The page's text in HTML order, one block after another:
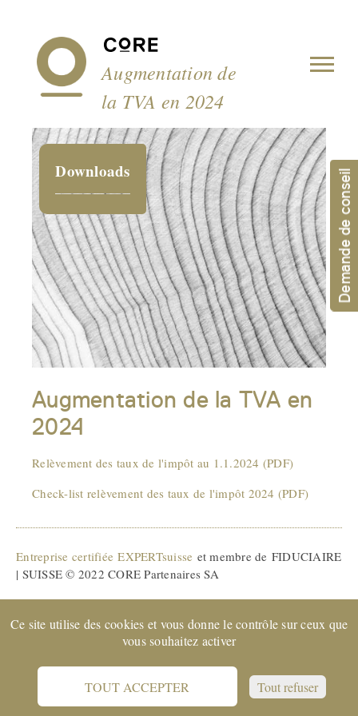
Augmentation de
la TVA en 2024
Downloads
Augmentation de la TVA en
2024
Relèvement des taux de l'impôt au 1.1.2024 (PDF)
Check-list relèvement des taux de l'impôt 2024 (PDF)
Demande de conseil
Entreprise certifiée EXPERTsuisse et membre de FIDUCIAIRE
| SUISSE © 2022 CORE Partenaires SA
Support
Protection des données CGV
Impressum
Référence Juridique
Ce site utilise des cookies et vous donne le contrôle sur ceux que
vous souhaitez activer
TOUT ACCEPTER Tout refuser